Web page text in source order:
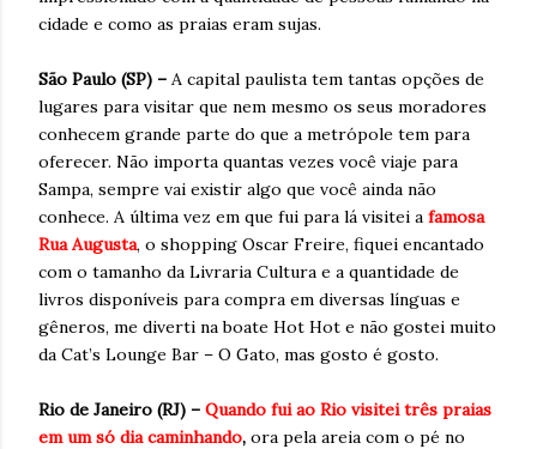
cidade e como as praias eram sujas.
São Paulo (SP) – A capital paulista tem tantas opções de
lugares para visitar que nem mesmo os seus moradores
conhecem grande parte do que a metrópole tem para
oferecer. Não importa quantas vezes você viaje para
Sampa, sempre vai existir algo que você ainda não
conhece. A última vez em que fui para lá visitei a famosa
Rua Augusta, o shopping Oscar Freire, fiquei encantado
com o tamanho da Livraria Cultura e a quantidade de
livros disponíveis para compra em diversas línguas e
gêneros, me diverti na boate Hot Hot e não gostei muito
da Cat’s Lounge Bar – O Gato, mas gosto é gosto.
Rio de Janeiro (RJ) – Quando fui ao Rio visitei três praias
em um só dia caminhando, ora pela areia com o pé no